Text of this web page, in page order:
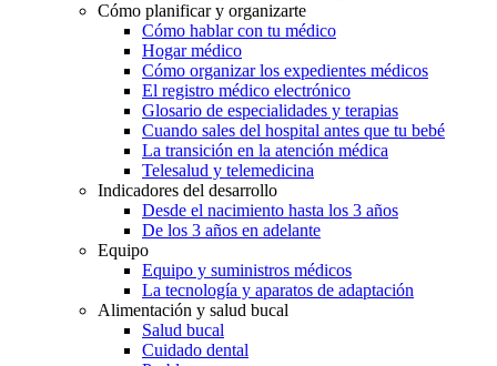
Cómo planificar y organizarte
Cómo hablar con tu médico
Hogar médico
Cómo organizar los expedientes médicos
El registro médico electrónico
Glosario de especialidades y terapias
Cuando sales del hospital antes que tu bebé
La transición en la atención médica
Telesalud y telemedicina
Indicadores del desarrollo
Desde el nacimiento hasta los 3 años
De los 3 años en adelante
Equipo
Equipo y suministros médicos
La tecnología y aparatos de adaptación
Alimentación y salud bucal
Salud bucal
Cuidado dental